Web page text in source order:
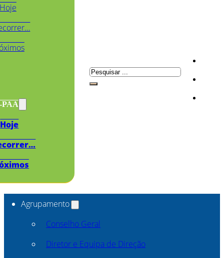
PAA
Hoje
Pesquisar
Agrupamento
Conselho Geral
Diretor e Equipa de Direção